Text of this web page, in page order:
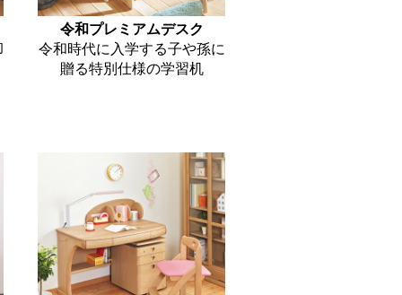
令和プレミアムデスク
令和時代に入学する子や孫に
贈る特別仕様の学習机